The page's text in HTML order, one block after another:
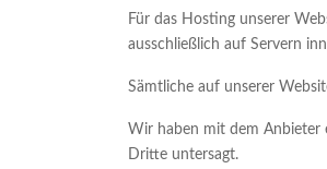
Für das Hosting unserer
ausschließlich auf Servern
Sämtliche auf unserer
Wir haben mit dem Anbieter
Dritte untersagt.